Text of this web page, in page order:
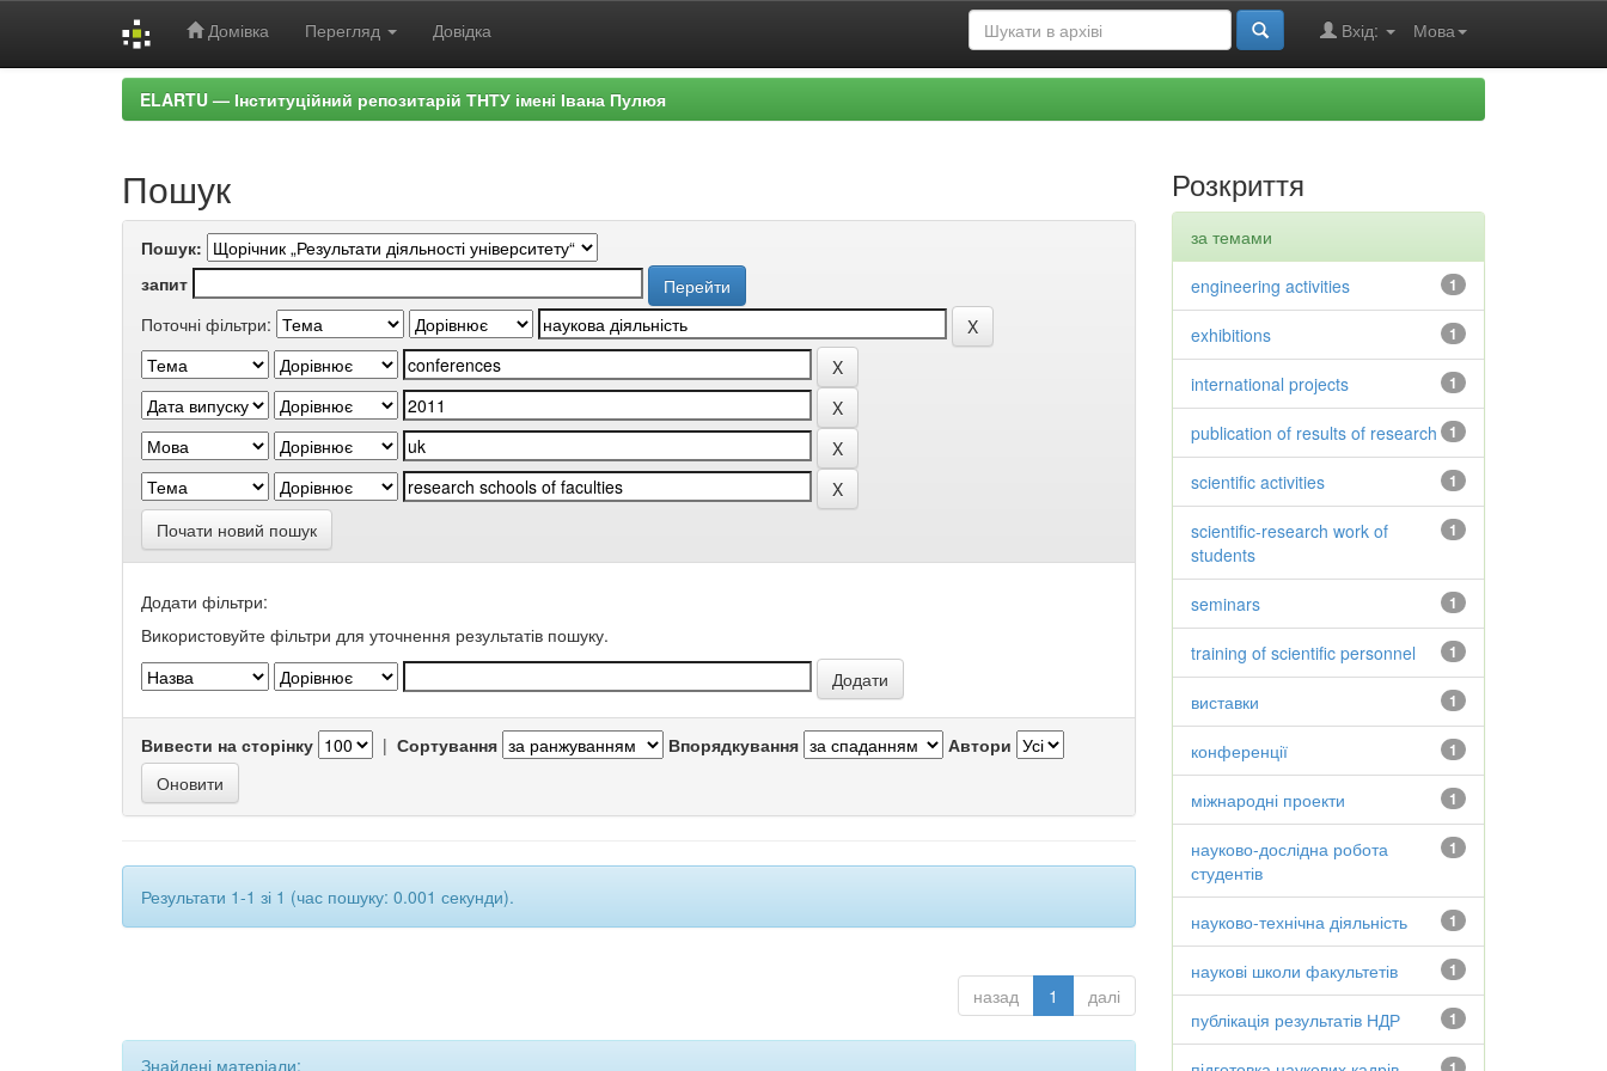
Домівка Перегляд Довідка Мова
Вхід:
ELARTU — Інституційний репозитарій ТНТУ імені Івана Пулюя
Пошук
Пошук:
запит
Поточні фільтри:
Почати новий пошук
Додати фільтри:
Використовуйте фільтри для уточнення результатів пошуку.
Вивести на сторінку | Сортування Впорядкування Автори
Результати 1-1 зі 1 (час пошуку: 0.001 секунди).
назад 1 далі
Знайдені матеріали:
Розкриття
за темами
1
engineering activities
1
exhibitions
1
international projects
1
publication of results of research
1
scientific activities
1
scientific-research work of
students
1
seminars
1
training of scientific personnel
1
виставки
1
конференції
1
міжнародні проекти
1
науково-дослідна робота
студентів
1
науково-технічна діяльність
1
наукові школи факультетів
1
публікація результатів НДР